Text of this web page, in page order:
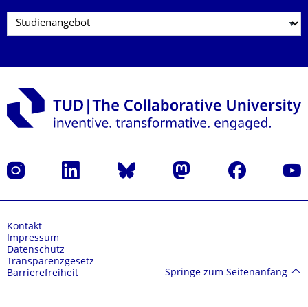
Instagram LinkedIn Bluesky Mastodon Facebook
Kontakt
Impressum
Datenschutz
Transparenzgesetz
Barrierefreiheit
Springe zum Seitenanfang